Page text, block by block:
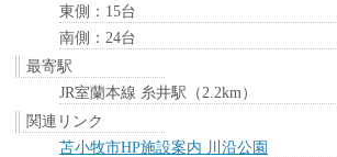
東側：15台
南側：24台
最寄駅
JR室蘭本線 糸井駅（2.2km）
関連リンク
苫小牧市HP施設案内 川沿公園